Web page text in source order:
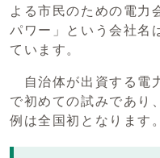
よる市民のための電力
パワー」という会社名
ています。
自治体が出資する電
で初めての試みであり
例は全国初となります。